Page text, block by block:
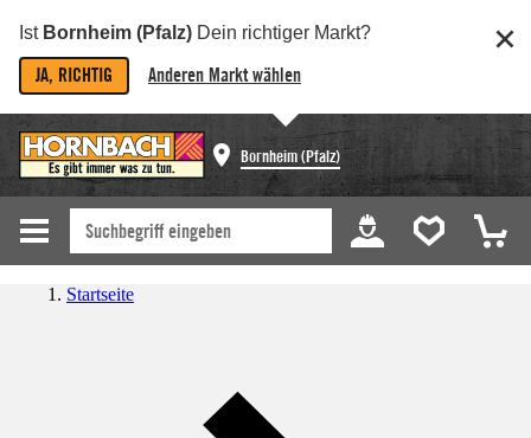
Ist Bornheim (Pfalz) Dein richtiger Markt?
JA, RICHTIG Anderen Markt wählen
Bornheim (Pfalz)
Startseite